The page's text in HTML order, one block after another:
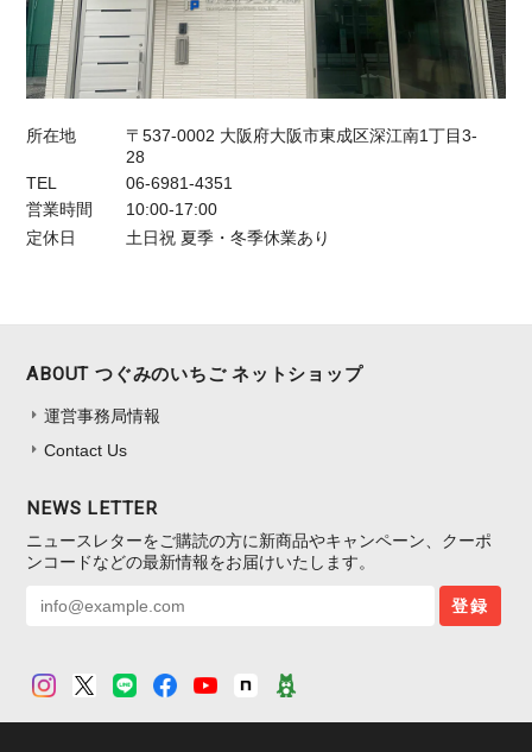
所在地
〒537-0002 大阪府大阪市東成区深江南1丁目3-
28
TEL
06-6981-4351
営業時間
10:00-17:00
定休日
土日祝 夏季・冬季休業あり
ABOUT つぐみのいちご ネットショップ
運営事務局情報
Contact Us
NEWS LETTER
ニュースレターをご購読の方に新商品やキャンペーン、クーポ
ンコードなどの最新情報をお届けいたします。
登録